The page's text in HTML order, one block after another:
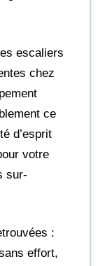
escaliers
chez
ce
d’esprit
votre
sur-
:
effort,